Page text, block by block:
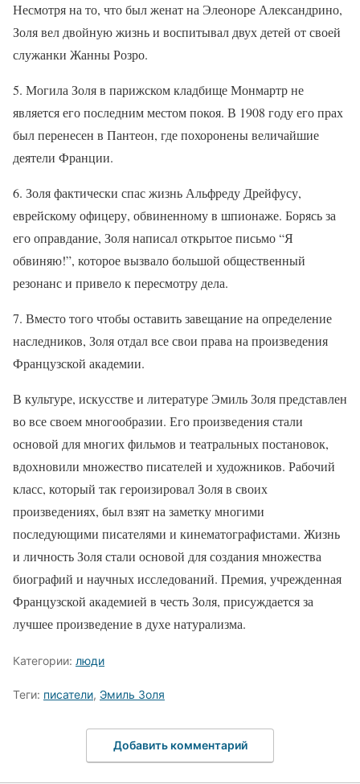
Несмотря на то, что был женат на Элеоноре Александрино,
Золя вел двойную жизнь и воспитывал двух детей от своей
служанки Жанны Розро.
5. Могила Золя в парижском кладбище Монмартр не
является его последним местом покоя. В 1908 году его прах
был перенесен в Пантеон, где похоронены величайшие
деятели Франции.
6. Золя фактически спас жизнь Альфреду Дрейфусу,
еврейскому офицеру, обвиненному в шпионаже. Борясь за
его оправдание, Золя написал открытое письмо “Я
обвиняю!”, которое вызвало большой общественный
резонанс и привело к пересмотру дела.
7. Вместо того чтобы оставить завещание на определение
наследников, Золя отдал все свои права на произведения
Французской академии.
В культуре, искусстве и литературе Эмиль Золя представлен
во все своем многообразии. Его произведения стали
основой для многих фильмов и театральных постановок,
вдохновили множество писателей и художников. Рабочий
класс, который так героизировал Золя в своих
произведениях, был взят на заметку многими
последующими писателями и кинематографистами. Жизнь
и личность Золя стали основой для создания множества
биографий и научных исследований. Премия, учрежденная
Французской академией в честь Золя, присуждается за
лучшее произведение в духе натурализма.
Категории: люди
Теги: писатели, Эмиль Золя
Добавить комментарий